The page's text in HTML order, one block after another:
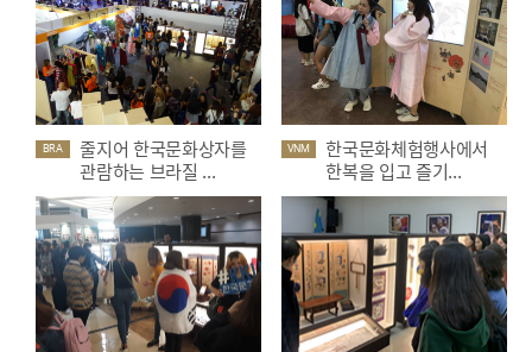
BRA
줄지어 한국문화상자를
관람하는 브라질 ...
VNM
한국문화체험행사에서
한복을 입고 즐기...